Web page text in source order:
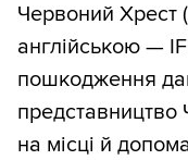
Червоний Хрест
англійською —
пошкодження
на місці й